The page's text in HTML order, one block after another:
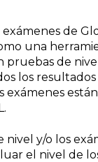
exámenes de
una
pruebas de
los
exámenes
nivel y/o los
el nivel de